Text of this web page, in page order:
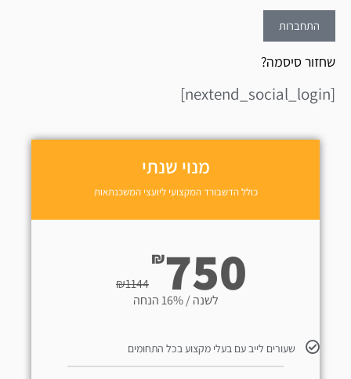
התחברות
שחזור סיסמה?
[nextend_social_login]
מנוי שנתי
כולל הדשבורד המקצועי ליועצי המשכנתאות
₪1144
₪750
לשנה / 16% הנחה
שעורים לייב עם בעלי מקצוע בכל התחומים